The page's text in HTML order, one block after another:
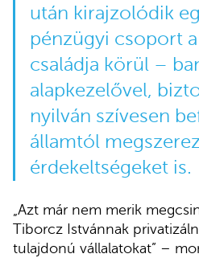
után kirajzolódik
pénzügyi csoport
családja körül –
alapkezelővel,
nyilván szívesen
államtól
érdekeltségeket is.
„Azt már nem merik
Tiborcz Istvánnak
tulajdonú vállalatokat” –